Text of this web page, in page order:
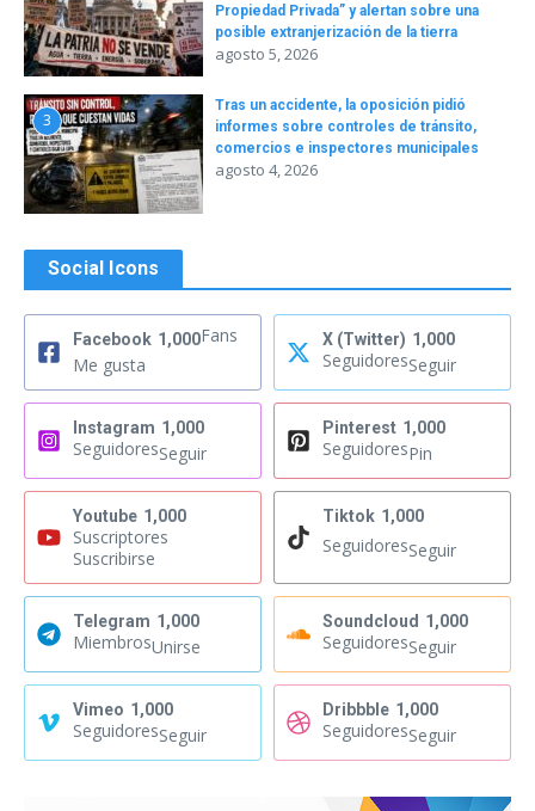
Propiedad Privada” y alertan sobre una
posible extranjerización de la tierra
agosto 5, 2026
3
Tras un accidente, la oposición pidió
informes sobre controles de tránsito,
comercios e inspectores municipales
agosto 4, 2026
Social Icons
Facebook 1,000Fans
Me gusta
X (Twitter) 1,000
SeguidoresSeguir
Instagram 1,000
SeguidoresSeguir
Pinterest 1,000
SeguidoresPin
Youtube 1,000
Suscriptores
Suscribirse
Tiktok 1,000
SeguidoresSeguir
Telegram 1,000
MiembrosUnirse
Soundcloud 1,000
SeguidoresSeguir
Vimeo 1,000
SeguidoresSeguir
Dribbble 1,000
SeguidoresSeguir